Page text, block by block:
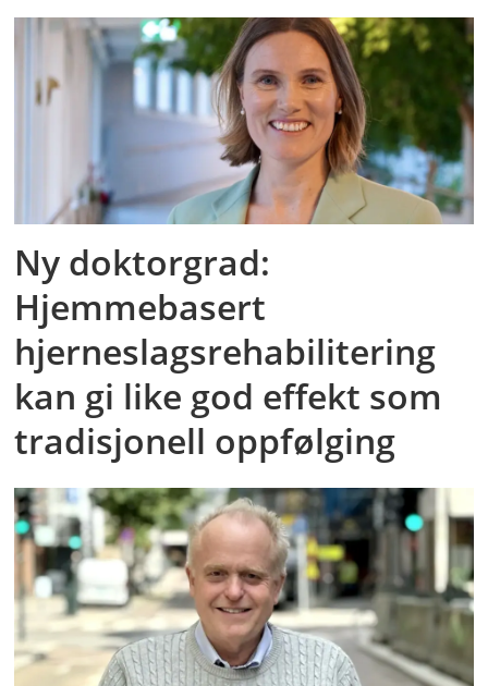
Ny doktorgrad:
Hjemmebasert
hjerneslagsrehabilitering
kan gi like god effekt som
tradisjonell oppfølging